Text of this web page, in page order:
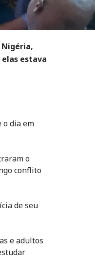
Nigéria,
estava
o dia em
o
conflito
de seu
e adultos